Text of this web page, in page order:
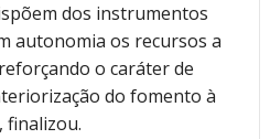
dos instrumentos
autonomia os recursos a
o caráter de
do fomento à
finalizou.